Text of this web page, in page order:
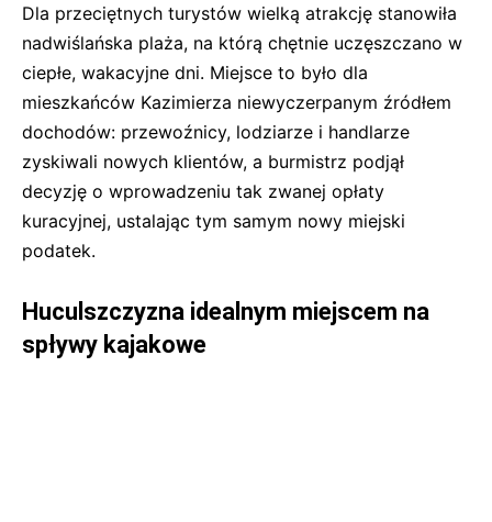
Dla przeciętnych turystów wielką atrakcję stanowiła
nadwiślańska plaża, na którą chętnie uczęszczano w
ciepłe, wakacyjne dni. Miejsce to było dla
mieszkańców Kazimierza niewyczerpanym źródłem
dochodów: przewoźnicy, lodziarze i handlarze
zyskiwali nowych klientów, a burmistrz podjął
decyzję o wprowadzeniu tak zwanej opłaty
kuracyjnej, ustalając tym samym nowy miejski
podatek.
Huculszczyzna idealnym miejscem na
spływy kajakowe